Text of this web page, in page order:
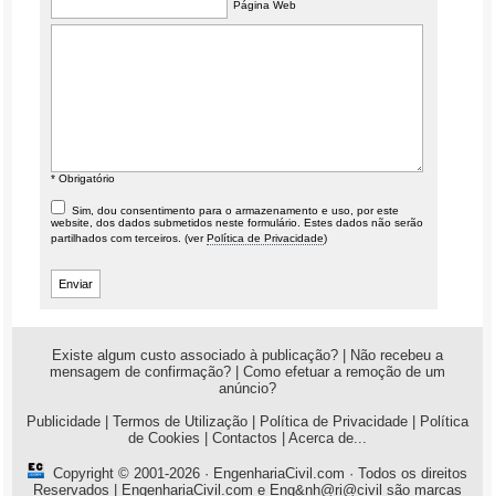
Página Web
* Obrigatório
Sim, dou consentimento para o armazenamento e uso, por este
website, dos dados submetidos neste formulário. Estes dados não serão
partilhados com terceiros. (verPolítica de Privacidade)
Existe algum custo associado à publicação?
Não recebeu a
mensagem de confirmação?
Como efetuar a remoção de um
anúncio?
Publicidade
Termos de Utilização Política de Privacidade
Política
de Cookies
Contactos Acerca de...
Copyright © 2001-2026 · EngenhariaCivil.com · Todos os direitos
Reservados | EngenhariaCivil.com e Eng&nh@ri@civil são marcas